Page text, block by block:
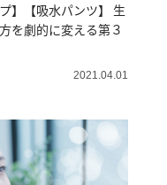
】【吸水パンツ】 生
を劇的に変える第３
2021.04.01